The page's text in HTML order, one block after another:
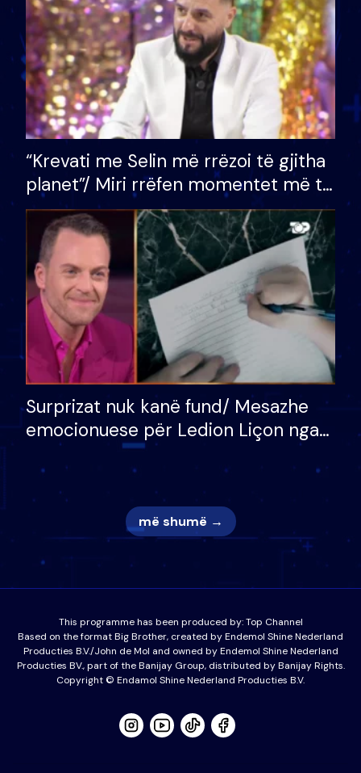
“Krevati me Selin më rrëzoi të gjitha
planet”/ Miri rrëfen momentet më të
bukura në shtëpinë e BB VIP: Do më
mungojë zilja e mëngjesit kur…
Surprizat nuk kanë fund/ Mesazhe
emocionuese për Ledion Liçon nga
nëna dhe fëmijët e tij, moderatori
nuk i mban dot lotët: Nuk meritoj…
më shumë →
This programme has been produced by:Top Channel
Based on the format Big Brother, created by Endemol Shine Nederland
Producties B.V./John de Mol and owned by Endemol Shine Nederland
Producties BV., part of the Banijay Group, distributed by Banijay Rights.
Copyright © Endamol Shine Nederland Producties B.V.